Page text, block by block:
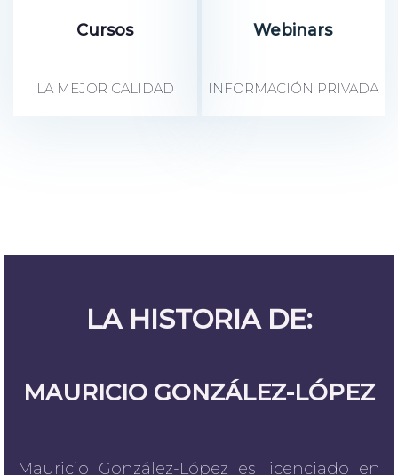
Cursos
LA MEJOR CALIDAD
Webinars
INFORMACIÓN PRIVADA
LA HISTORIA DE:
MAURICIO GONZÁLEZ-LÓPEZ
Mauricio González-López es licenciado en